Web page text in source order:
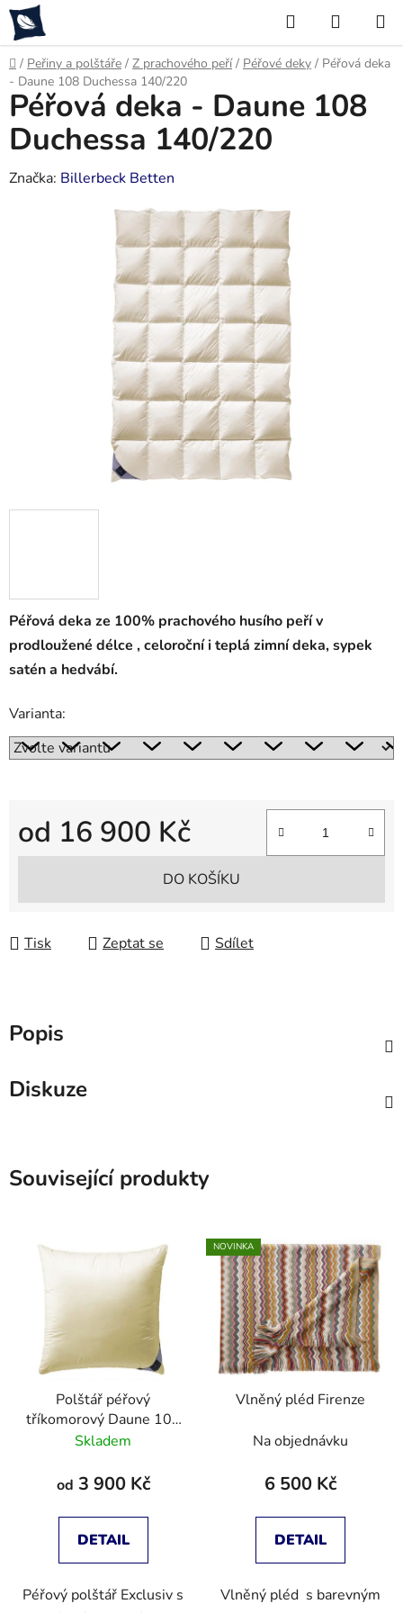
Přejít
na
obsah
Hledat
KOŠÍK
Domů
/ Peřiny a polštáře / Z prachového peří / Péřové deky / Péřová deka
- Daune 108 Duchessa 140/220
Péřová deka ze 100% prachového husího peří v
prodloužené délce , celoroční i teplá zimní deka, sypek
satén a hedvábí.
Varianta:
od 16 900 Kč
Měrná cena:
DO KOŠÍKU
Tisk Zeptat se Sdílet
Péřová deka - Daune 108
Duchessa 140/220
Značka: Billerbeck Betten
Popis
Diskuze
Související produkty
Polštář péřový
tříkomorový Daune 108
Duchessa
Skladem
od 3 900 Kč
DETAIL
Péřový polštář Exclusiv s
NOVINKA
Vlněný pléd Firenze
Na objednávku
6 500 Kč
DETAIL
Vlněný pléd s barevným